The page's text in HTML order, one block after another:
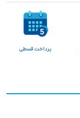
پرداخت قسطی